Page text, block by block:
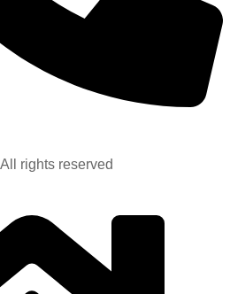
rights reserved